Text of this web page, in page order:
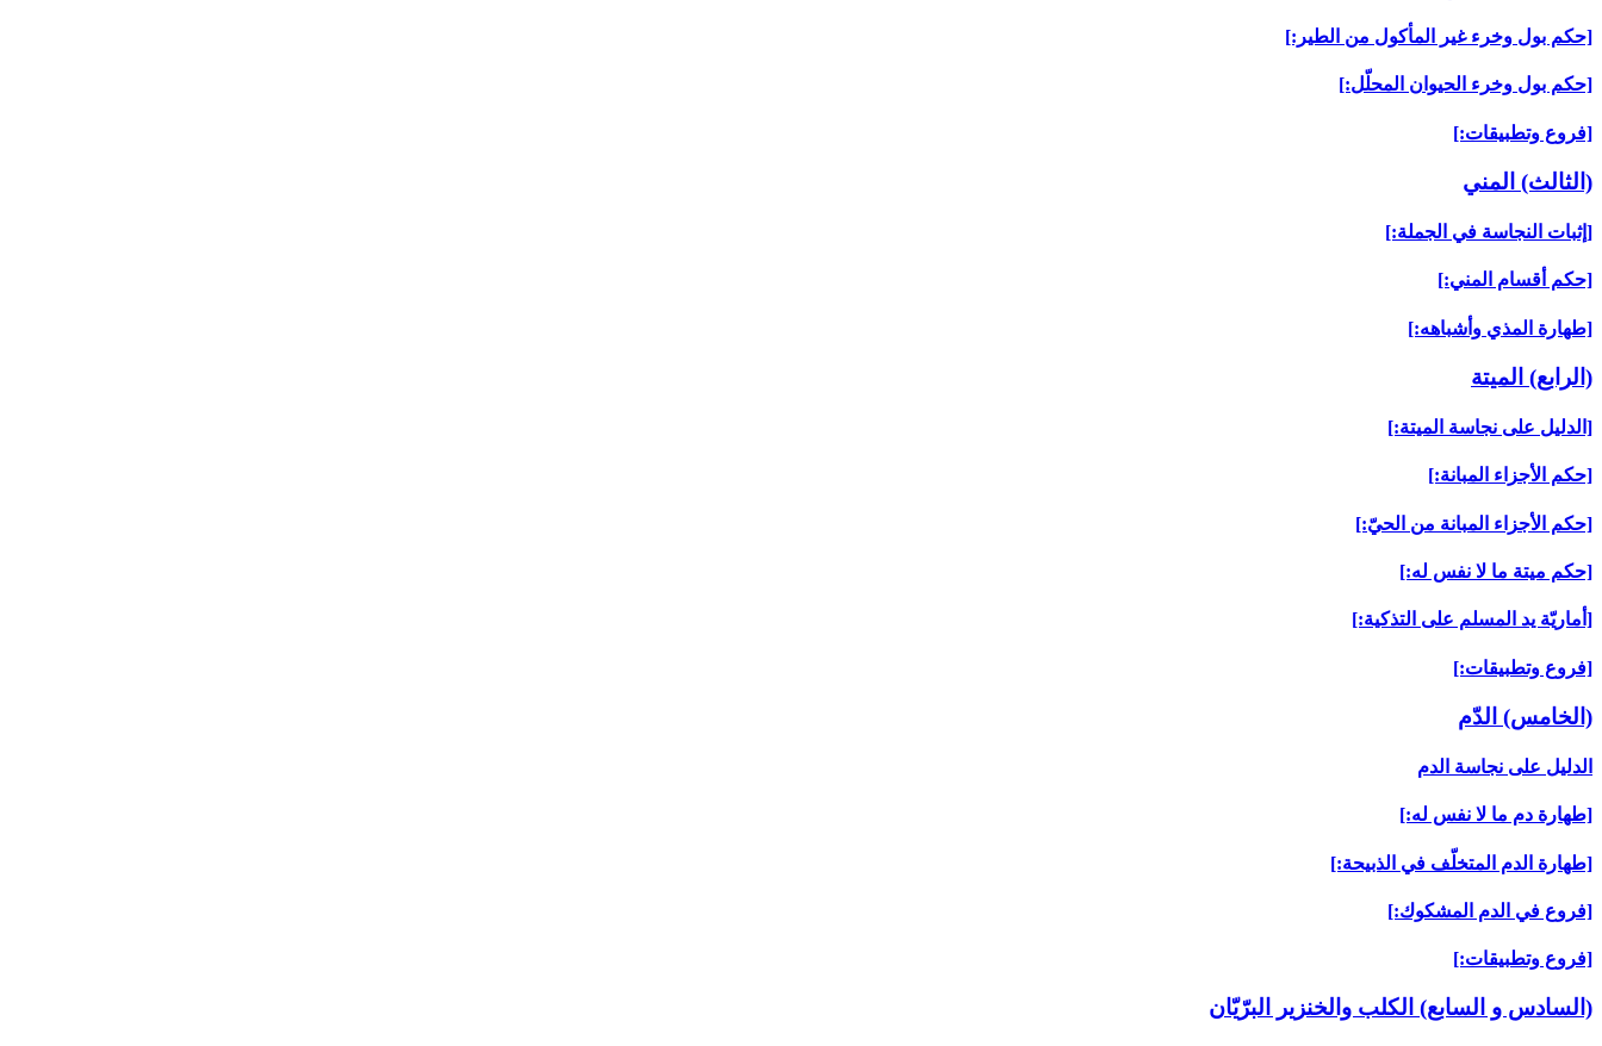
[حكم بول وخرء غير المأكول من الطير:]
[حكم بول وخرء الحيوان المحلّل:]
[فروع وتطبيقات:]
(الثالث) المني‏
[إثبات النجاسة في الجملة:]
[حكم أقسام المني:]
[طهارة المذي وأشباهه:]
(الرابع) الميتة
[الدليل على نجاسة الميتة:]
[حكم الأجزاء المبانة:]
[حكم الأجزاء المبانة من الحيّ:]
[حكم ميتة ما لا نفس له:]
[أماريّة يد المسلم على التذكية:]
[فروع وتطبيقات:]
(الخامس) الدّم‏
الدليل على نجاسة الدم
[طهارة دم ما لا نفس له:]
[طهارة الدم المتخلّف في الذبيحة:]
[فروع في الدم المشكوك:]
[فروع وتطبيقات:]
(السادس و السابع) الكلب والخنزير البرّيّان‏